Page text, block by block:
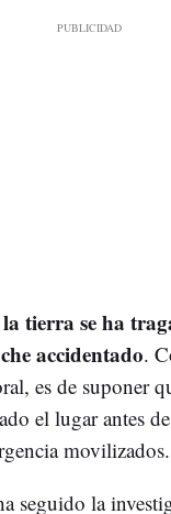
la tierra se ha
accidentado.
es de suponer
el lugar antes
movilizados.
seguido la